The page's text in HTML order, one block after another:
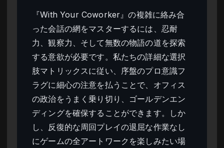
『With Your Coworker』の複雑に絡み合
った会話の網をマスターするには、忍耐
力、観察力、そして無数の物語の道を探索
する意欲が必要です。私たちの詳細な選択
肢マトリックスに従い、序盤のプロ意識フ
ラグに細心の注意を払うことで、オフィス
の政治をうまく乗り切り、ゴールデンエン
ディングを確保することができます。しか
し、反復的な周回プレイの退屈な作業なし
にゲームの全アートワークを楽しみたい場